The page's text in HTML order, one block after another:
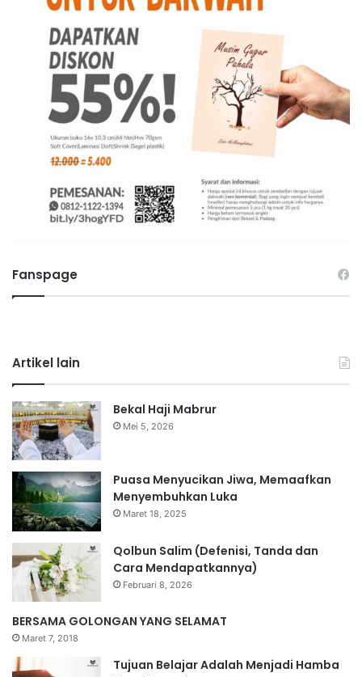
Fanspage
Artikel lain
Bekal Haji Mabrur
Mei 5, 2026
Puasa Menyucikan Jiwa, Memaafkan
Menyembuhkan Luka
Maret 18, 2025
Qolbun Salim (Defenisi, Tanda dan
Cara Mendapatkannya)
Februari 8, 2026
BERSAMA GOLONGAN YANG SELAMAT
Maret 7, 2018
Tujuan Belajar Adalah Menjadi Hamba